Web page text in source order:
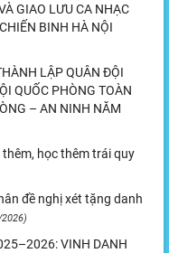
GIAO LƯU CA NHẠC
BINH HÀ NỘI
LẬP QUÂN ĐỘI
QUỐC PHÒNG TOÀN
– AN NINH NĂM
học thêm trái quy
đề nghị xét tặng danh
VINH DANH